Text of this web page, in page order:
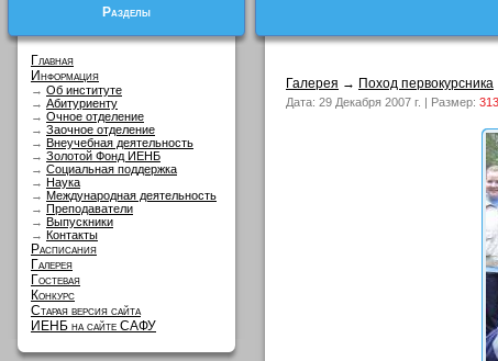
Разделы
Главная
Информация
→ Об институте
→ Абитуриенту
→ Очное отделение
→ Заочное отделение
→ Внеучебная деятельность
→ Золотой Фонд ИЕНБ
→ Социальная поддержка
→ Наука
→ Международная деятельность
→ Преподаватели
→ Выпускники
→ Контакты
Расписания
Галерея
Гостевая
Конкурс
Старая версия сайта
ИЕНБ на сайте САФУ
Галерея → Поход первокурсника
Дата: 29 Декабря 2007 г. | Размер: